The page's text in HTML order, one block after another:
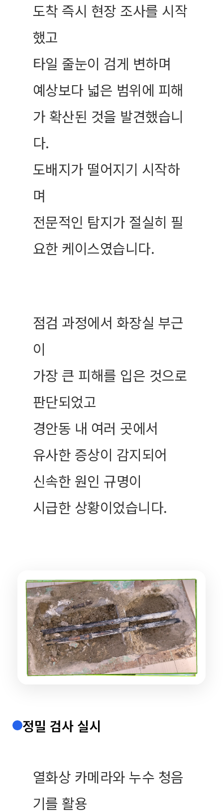
도착 즉시 현장 조사를 시작
했고
타일 줄눈이 검게 변하며
예상보다 넓은 범위에 피해
가 확산된 것을 발견했습니
다.
도배지가 떨어지기 시작하
며
전문적인 탐지가 절실히 필
요한 케이스였습니다.
점검 과정에서 화장실 부근
이
가장 큰 피해를 입은 것으로
판단되었고
경안동 내 여러 곳에서
유사한 증상이 감지되어
신속한 원인 규명이
시급한 상황이었습니다.
정밀 검사 실시
열화상 카메라와 누수 청음
기를 활용